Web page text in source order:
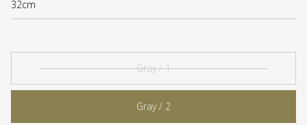
32cm
Gray / 1
Gray / 2